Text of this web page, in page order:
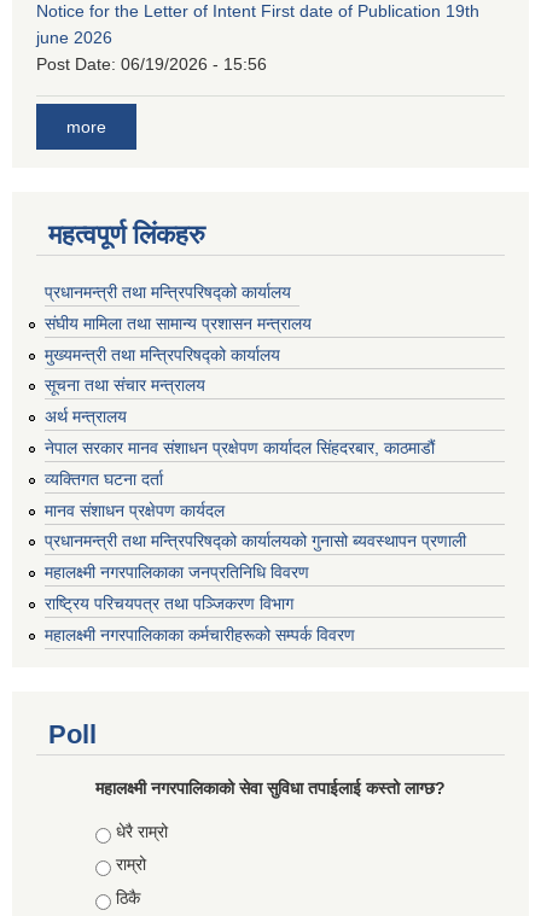
Notice for the Letter of Intent First date of Publication 19th
june 2026
Post Date: 06/19/2026 - 15:56
more
महत्वपूर्ण लिंकहरु
प्रधानमन्त्री तथा मन्त्रिपरिषद्को कार्यालय
संघीय मामिला तथा सामान्य प्रशासन मन्त्रालय
मुख्यमन्त्री तथा मन्त्रिपरिषद्को कार्यालय
सूचना तथा संचार मन्त्रालय
अर्थ मन्त्रालय
नेपाल सरकार मानव संशाधन प्रक्षेपण कार्यादल सिंहदरबार, काठमाडौं
व्यक्तिगत घटना दर्ता
मानव संशाधन प्रक्षेपण कार्यदल
प्रधानमन्त्री तथा मन्त्रिपरिषद्को कार्यालयको गुनासो ब्यवस्थापन प्रणाली
महालक्ष्मी नगरपालिकाका जनप्रतिनिधि विवरण
राष्ट्रिय परिचयपत्र तथा पञ्जिकरण विभाग
महालक्ष्मी नगरपालिकाका कर्मचारीहरूको सम्पर्क विवरण
Poll
महालक्ष्मी नगरपालिकाको सेवा सुविधा तपाईलाई कस्तो लाग्छ?
Choices
धेरै राम्रो
राम्रो
ठिकै